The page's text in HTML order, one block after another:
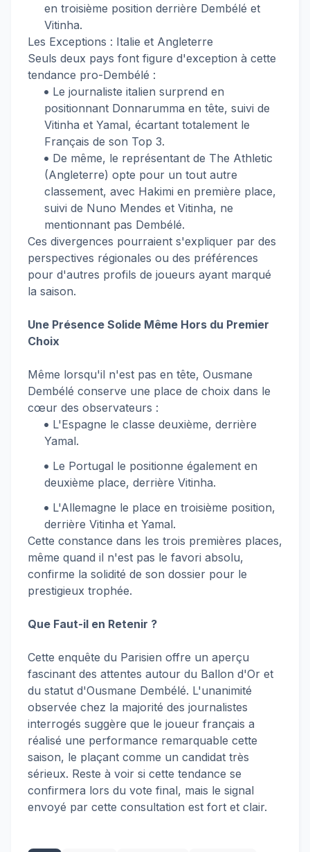
en troisième position derrière Dembélé et
Vitinha.
Les Exceptions : Italie et Angleterre
Seuls deux pays font figure d'exception à cette
tendance pro-Dembélé :
Le journaliste italien surprend en
positionnant Donnarumma en tête, suivi de
Vitinha et Yamal, écartant totalement le
Français de son Top 3.
De même, le représentant de The Athletic
(Angleterre) opte pour un tout autre
classement, avec Hakimi en première place,
suivi de Nuno Mendes et Vitinha, ne
mentionnant pas Dembélé.
Ces divergences pourraient s'expliquer par des
perspectives régionales ou des préférences
pour d'autres profils de joueurs ayant marqué
la saison.
Une Présence Solide Même Hors du Premier
Choix
Même lorsqu'il n'est pas en tête, Ousmane
Dembélé conserve une place de choix dans le
cœur des observateurs :
L'Espagne le classe deuxième, derrière
Yamal.
Le Portugal le positionne également en
deuxième place, derrière Vitinha.
L'Allemagne le place en troisième position,
derrière Vitinha et Yamal.
Cette constance dans les trois premières places,
même quand il n'est pas le favori absolu,
confirme la solidité de son dossier pour le
prestigieux trophée.
Que Faut-il en Retenir ?
Cette enquête du Parisien offre un aperçu
fascinant des attentes autour du Ballon d'Or et
du statut d'Ousmane Dembélé. L'unanimité
observée chez la majorité des journalistes
interrogés suggère que le joueur français a
réalisé une performance remarquable cette
saison, le plaçant comme un candidat très
sérieux. Reste à voir si cette tendance se
confirmera lors du vote final, mais le signal
envoyé par cette consultation est fort et clair.